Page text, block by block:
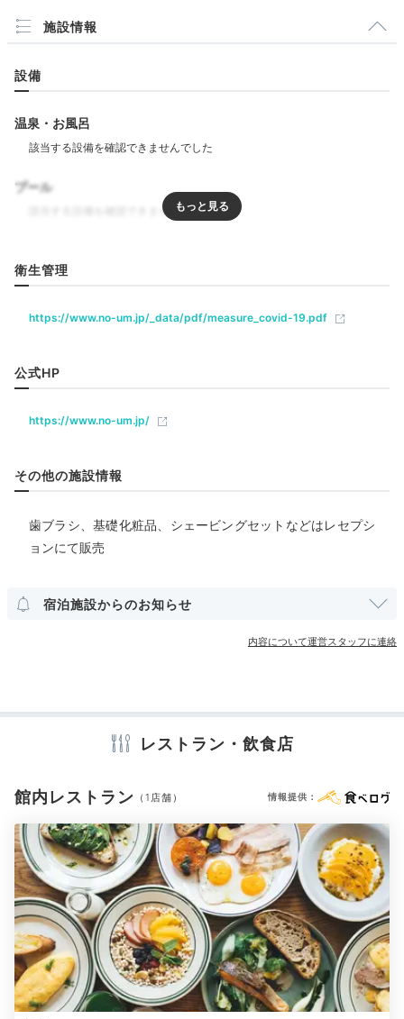
na___be__
私達はチェックイン後、すぐ観光に出かけました。
Dinner
18:00
楽しい女子会の夜を
グルメの宝庫である大阪の街でディナー。ホテルは駅近
ており、お酒や軽食をいただけます。ホテルで女子会を
na___be__
私達はライブを観て帰ってきたので時間が遅くなってしまい、コン
Night
21:00
客室でのんびり
リラックスタイム
施設情報
設備
温泉・お風呂
プール
飲食
洋室 インターネット利用可能
その他館内施設
歯ブラシ シャンプー
※設備・アメニティは、確認が取れている情報を表示しています。
衛生管理
https://www.no-um.jp/_data/pdf/measure_covid-19.pdf
公式HP
https://www.no-um.jp/
その他の施設情報
歯ブラシ、基礎化粧品、シェービングセットなどはレセプシ
ョンにて販売
宿泊施設からのお知らせ
内容について運営スタッフに連絡
レストラン・飲食店
館内レストラン （1店舗） 情報提供：